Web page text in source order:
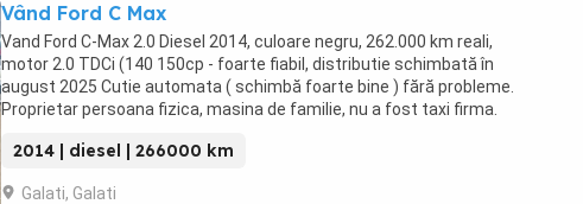
Vând Ford C Max
Vand Ford C-Max 2.0 Diesel 2014, culoare negru, 262.000 km reali,
motor 2.0 TDCi (140 150cp - foarte fiabil, distributie schimbată în
august 2025 Cutie automata ( schimbă foarte bine ) fără probleme.
Proprietar persoana fizica, masina de familie, nu a fost taxi firma.
2014 | diesel | 266000 km
Galati, Galati